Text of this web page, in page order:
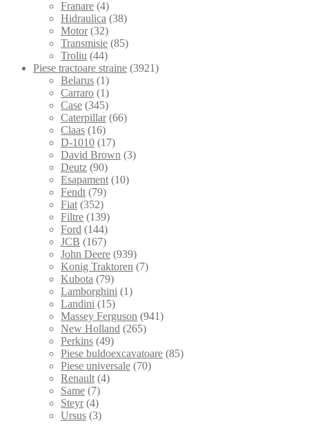
Franare (4)
Hidraulica (38)
Motor (32)
Transmisie (85)
Troliu (44)
Piese tractoare straine (3921)
Belarus (1)
Carraro (1)
Case (345)
Caterpillar (66)
Claas (16)
D-1010 (17)
David Brown (3)
Deutz (90)
Esapament (10)
Fendt (79)
Fiat (352)
Filtre (139)
Ford (144)
JCB (167)
John Deere (939)
Konig Traktoren (7)
Kubota (79)
Lamborghini (1)
Landini (15)
Massey Ferguson (941)
New Holland (265)
Perkins (49)
Piese buldoexcavatoare (85)
Piese universale (70)
Renault (4)
Same (7)
Steyr (4)
Ursus (3)